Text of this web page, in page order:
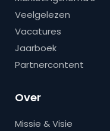
Veelgelezen
Vacatures
Jaarboek
Partnercontent
Over
Missie & Visie